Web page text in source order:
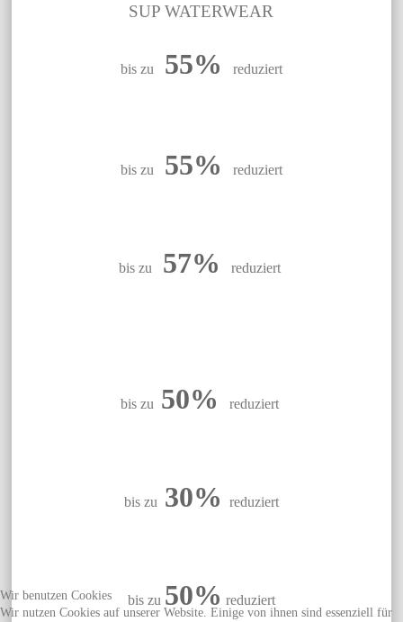
SUP WATERWEAR
bis zu 55% reduziert
bis zu 55% reduziert
bis zu 57% reduziert
bis zu 50% reduziert
bis zu 30% reduziert
bis zu 50% reduziert
Wir benutzen Cookies
Wir nutzen Cookies auf unserer Website. Einige von ihnen sind essenziell für